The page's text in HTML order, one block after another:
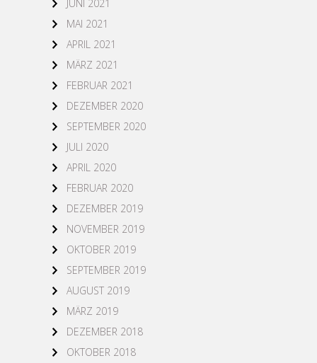
JUNI 2021
MAI 2021
APRIL 2021
MÄRZ 2021
FEBRUAR 2021
DEZEMBER 2020
SEPTEMBER 2020
JULI 2020
APRIL 2020
FEBRUAR 2020
DEZEMBER 2019
NOVEMBER 2019
OKTOBER 2019
SEPTEMBER 2019
AUGUST 2019
MÄRZ 2019
DEZEMBER 2018
OKTOBER 2018